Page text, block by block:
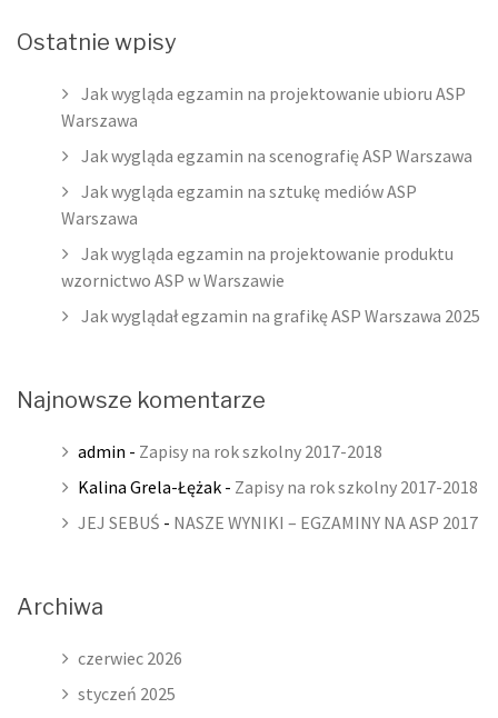
Ostatnie wpisy
Jak wygląda egzamin na projektowanie ubioru ASP
Warszawa
Jak wygląda egzamin na scenografię ASP Warszawa
Jak wygląda egzamin na sztukę mediów ASP
Warszawa
Jak wygląda egzamin na projektowanie produktu
wzornictwo ASP w Warszawie
Jak wyglądał egzamin na grafikę ASP Warszawa 2025
Najnowsze komentarze
admin - Zapisy na rok szkolny 2017-2018
Kalina Grela-Łężak - Zapisy na rok szkolny 2017-2018
JEJ SEBUŚ - NASZE WYNIKI – EGZAMINY NA ASP 2017
Archiwa
czerwiec 2026
styczeń 2025